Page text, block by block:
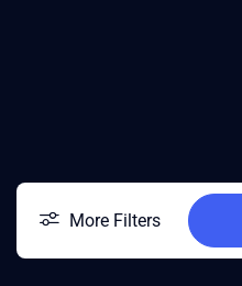
More Filters